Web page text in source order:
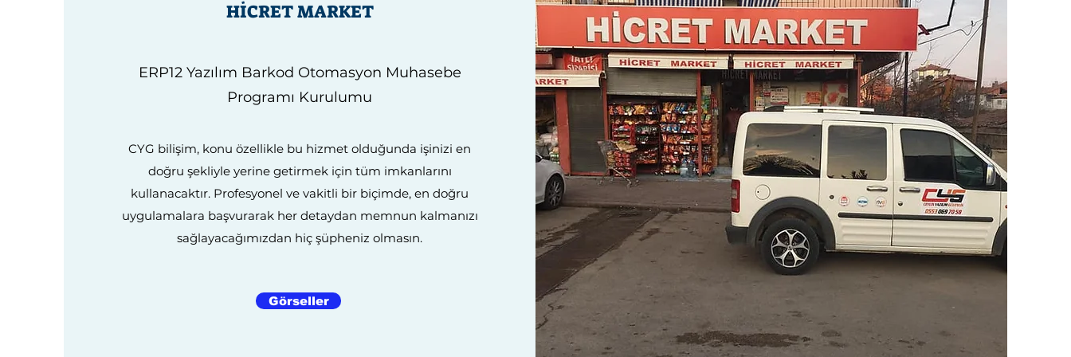
HİCRET MARKET
ERP12 Yazılım Barkod Otomasyon Muhasebe
Programı Kurulumu
CYG bilişim, konu özellikle bu hizmet olduğunda işinizi en
doğru şekliyle yerine getirmek için tüm imkanlarını
kullanacaktır. Profesyonel ve vakitli bir biçimde, en doğru
uygulamalara başvurarak her detaydan memnun kalmanızı
sağlayacağımızdan hiç şüpheniz olmasın.
Görseller